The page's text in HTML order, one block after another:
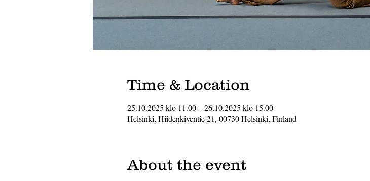
Time & Location
25.10.2025 klo 11.00 – 26.10.2025 klo 15.00
Helsinki, Hiidenkiventie 21, 00730 Helsinki, Finland
About the event